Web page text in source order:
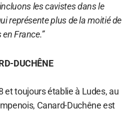
les cavistes dans le
représente plus de la moitié de
France.”
DUCHÊNE
et toujours établie à Ludes, au
Canard-Duchêne est